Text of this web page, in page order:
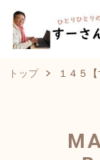
トップ １４５